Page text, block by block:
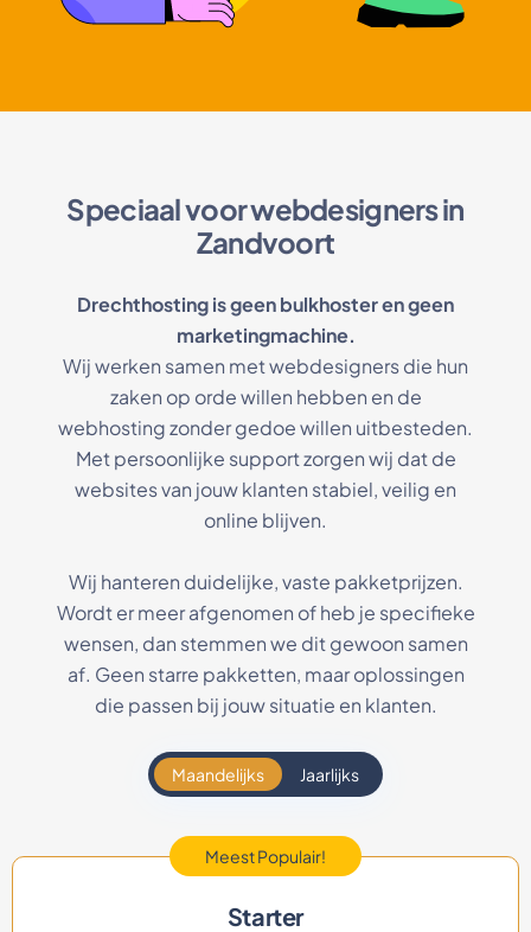
Speciaal voor webdesigners in
Zandvoort
Drechthosting is geen bulkhoster en geen
marketingmachine.
Wij werken samen met webdesigners die hun
zaken op orde willen hebben en de
webhosting zonder gedoe willen uitbesteden.
Met persoonlijke support zorgen wij dat de
websites van jouw klanten stabiel, veilig en
online blijven.
Wij hanteren duidelijke, vaste pakketprijzen.
Wordt er meer afgenomen of heb je specifieke
wensen, dan stemmen we dit gewoon samen
af. Geen starre pakketten, maar oplossingen
die passen bij jouw situatie en klanten.
Maandelijks Jaarlijks
Meest Populair!
Starter